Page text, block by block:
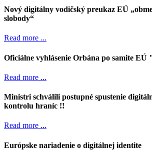
Nový digitálny vodičský preukaz EÚ
slobody“
Read more ...
Oficiálne vyhlásenie Orbána po samite EÚ
Read more ...
Ministri schválili postupné spustenie
kontrolu hraníc !!
Read more ...
Európske nariadenie o digitálnej identite